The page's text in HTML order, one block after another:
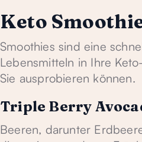
Keto
Smoothies sind eine
Lebensmitteln in Ihre
Sie ausprobieren können.
Triple Berry
Beeren, darunter